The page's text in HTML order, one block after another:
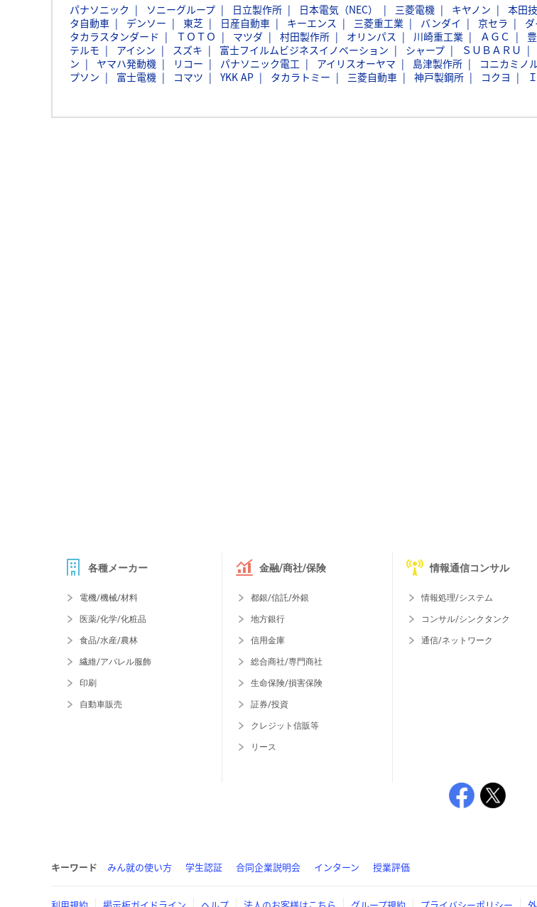
パナソニック ソニーグループ 日立製作所 日本電気（NEC） 三菱電機 キヤノン 本田
タ自動車
デンソー 東芝 日産自動車 キーエンス 三菱重工業 バンダイ 京セラ
タカラスタンダード
ＴＯＴＯ マツダ 村田製作所 オリンパス 川崎重工業 ＡＧＣ
テルモ
アイシン スズキ 富士フイルムビジネスイノベーション シャープ ＳＵＢＡＲＵ
ン
ヤマハ発動機 リコー パナソニック電工 アイリスオーヤマ 島津製作所 コニカミノ
プソン
富士電機 コマツ YKK AP タカラトミー 三菱自動車 神戸製鋼所 コクヨ
各種メーカー
電機/機械/材料
医薬/化学/化粧品
食品/水産/農林
繊維/アパレル服飾
印刷
自動車販売
金融/商社/保険
都銀/信託/外銀
地方銀行
信用金庫
総合商社/専門商社
生命保険/損害保険
証券/投資
クレジット信販等
リース
情報通信コンサル
情報処理/システム
コンサル/シンクタンク
通信/ネットワーク
キーワード みん就の使い方 学生認証 合同企業説明会 インターン 授業評価